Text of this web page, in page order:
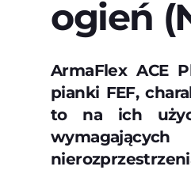
ogień
ArmaFlex ACE
pianki FEF,
to na ich